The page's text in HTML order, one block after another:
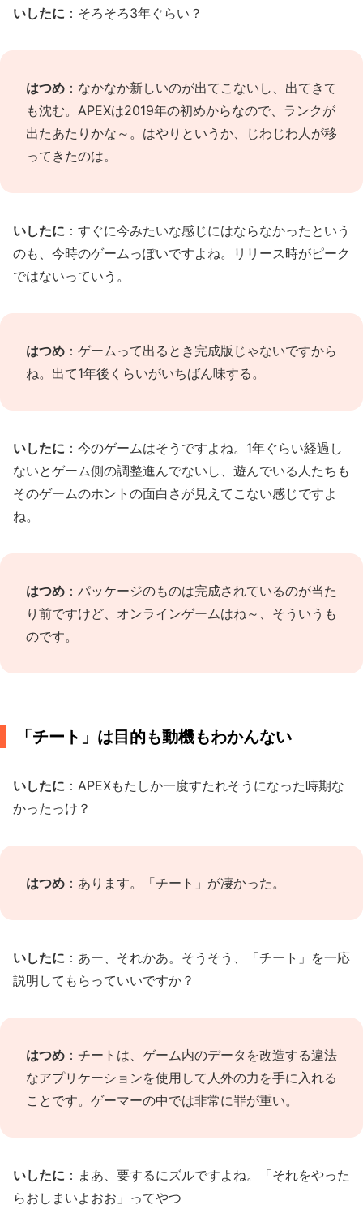
いしたに ：そろそろ3年ぐらい？
はつめ ：なかなか新しいのが出てこないし、出てきて
も沈む。APEXは2019年の初めからなので、ランクが
出たあたりかな～。はやりというか、じわじわ人が移
ってきたのは。
いしたに ：すぐに今みたいな感じにはならなかったという
のも、今時のゲームっぽいですよね。リリース時がピーク
ではないっていう。
はつめ ：ゲームって出るとき完成版じゃないですから
ね。出て1年後くらいがいちばん味する。
いしたに ：今のゲームはそうですよね。1年ぐらい経過し
ないとゲーム側の調整進んでないし、遊んでいる人たちも
そのゲームのホントの面白さが見えてこない感じですよ
ね。
はつめ ：パッケージのものは完成されているのが当た
り前ですけど、オンラインゲームはね～、そういうも
のです。
「チート」は目的も動機もわかんない
いしたに ：APEXもたしか一度すたれそうになった時期な
かったっけ？
はつめ ：あります。「チート」が凄かった。
いしたに ：あー、それかあ。そうそう、「チート」を一応
説明してもらっていいですか？
はつめ ：チートは、ゲーム内のデータを改造する違法
なアプリケーションを使用して人外の力を手に入れる
ことです。ゲーマーの中では非常に罪が重い。
いしたに ：まあ、要するにズルですよね。「それをやった
らおしまいよおお」ってやつ